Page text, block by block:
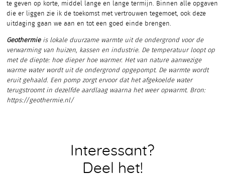
te geven op korte, middel lange en lange termijn. Binnen alle opgaven
die er liggen zie ik de toekomst met vertrouwen tegemoet, ook deze
uitdaging gaan we aan en tot een goed einde brengen.
Geothermieis lokale duurzame warmte uit de ondergrond voor de
verwarming van huizen, kassen en industrie. De temperatuur loopt op
met de diepte: hoe dieper hoe warmer. Het van nature aanwezige
warme water wordt uit de ondergrond opgepompt. De warmte wordt
eruit gehaald. Een pomp zorgt ervoor dat het afgekoelde water
terugstroomt in dezelfde aardlaag waarna het weer opwarmt. Bron:
https://geothermie.nl/
Interessant?
Deel het!